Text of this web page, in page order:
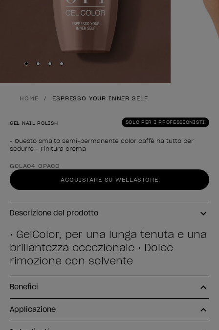
Skip to slide
Skip to slide
Skip to slide
Skip to slide
HOME ESPRESSO YOUR INNER SELF
SOLO PER I PROFESSIONISTI
GEL NAIL POLISH
- Questo smalto semi-permanente color caffè ha tutto per
sedurre - Finitura crema
Forma del prodotto
GCLA04 OPACO
ACQUISTARE SU WELLASTORE
Descrizione del prodotto
• GelColor, per una lunga tenuta e una
brillantezza eccezionale • Dolce
rimozione con solvente
Benefici
Applicazione